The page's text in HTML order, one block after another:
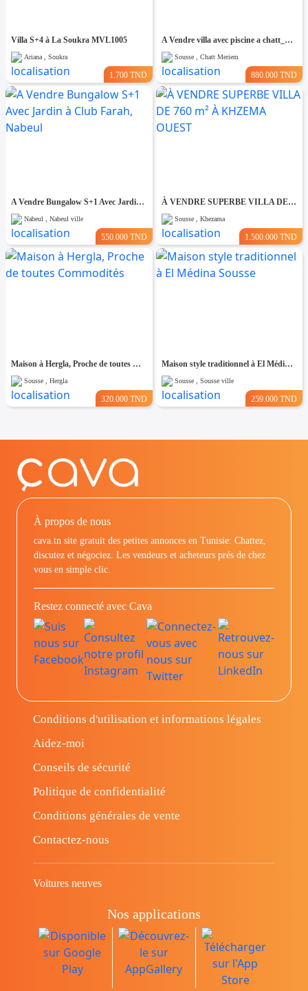
Villa S+4 à La Soukra MVL1005
Ariana , Soukra
1.700 TND
A Vendre villa avec piscine a chatt_mariem pré résidence Costa
Sousse , Chatt Meriem
880.000 TND
A Vendre Bungalow S+1 Avec Jardin à Club Farah, Nabeul
Nabeul , Nabeul ville
550.000 TND
À VENDRE SUPERBE VILLA DE 760 m² À KHZEMA OUEST
Sousse , Khezama
1.500.000 TND
Maison à Hergla, Proche de toutes Commodités
Sousse , Hergla
320.000 TND
Maison style traditionnel à El Médina Sousse
Sousse , Sousse ville
259.000 TND
À propos de nous
cava.tn site gratuit des petites annonces en Tunisie: Chattez,
discutez et négociez. Les vendeurs et acheteurs prés de chez
vous en simple clic.
Restez connecté avec Cava
Conditions d'utilisation et informations légales
Aidez-moi
Conseils de sécurité
Politique de confidentialité
Conditions générales de vente
Contactez-nous
Voitures neuves
Nos applications